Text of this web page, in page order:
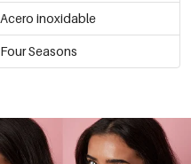
Acero inoxidable
Four Seasons